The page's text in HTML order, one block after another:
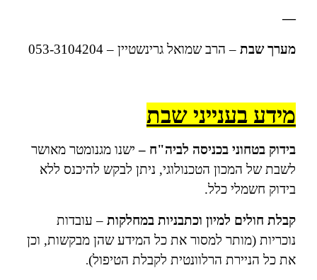
—
מערך שבת– הרב שמואל גרינשטיין – 053-3104204
מידע בענייני שבת
בידוק בטחוני בכניסה לביה"ח –ישנו מגנומטר מאושר
לשבת של המכון הטכנולוגי, ניתן לבקש להיכנס ללא
בידוק חשמלי כלל.
קבלת חולים למיון וכתבניות במחלקות– עובדות
נוכריות (מותר למסור את כל המידע שהן מבקשות, וכן
את כל הניירת הרלוונטית לקבלת הטיפול).